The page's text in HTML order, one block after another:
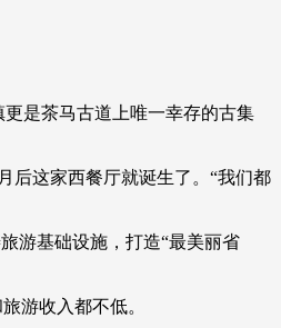
是茶马古道上唯一幸存的古集
这家西餐厅就诞生了。“我们都
游基础设施，打造“最美丽省
游收入都不低。